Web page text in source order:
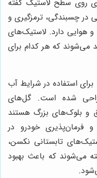
روی سطح لاستیک گفته
در چسبندگی، ترمزگیری و
هوایی دارد. لاستیک‌های
می‌شوند که هر کدام برای
استفاده در شرایط آب
شده است. گل‌های
و بلوک‌های بزرگ هستند
فرمان‌پذیری خودرو در
تابستانی نکسن،
می‌شوند که باعث بهبود